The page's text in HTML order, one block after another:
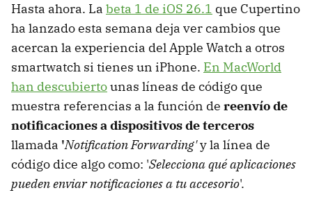
Hasta ahora. La beta 1 de iOS 26.1 que Cupertino
ha lanzado esta semana deja ver cambios que
acercan la experiencia del Apple Watch a otros
smartwatch si tienes un iPhone. En MacWorld
han descubiertounas líneas de código que
muestra referencias a la función de reenvío de
notificaciones a dispositivos de terceros
llamada 'Notification Forwarding'y la línea de
código dice algo como: 'Selecciona qué aplicaciones
pueden enviar notificaciones a tu accesorio'.